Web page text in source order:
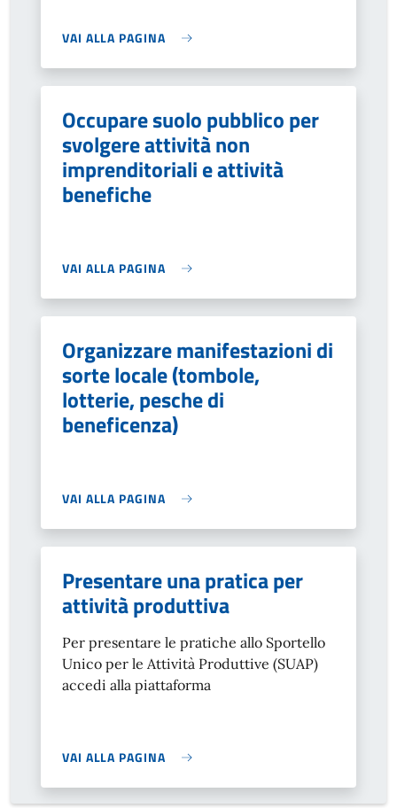
VAI ALLA PAGINA
Occupare suolo pubblico per
svolgere attività non
imprenditoriali e attività
benefiche
VAI ALLA PAGINA
Organizzare manifestazioni di
sorte locale (tombole,
lotterie, pesche di
beneficenza)
VAI ALLA PAGINA
Presentare una pratica per
attività produttiva
Per presentare le pratiche allo Sportello
Unico per le Attività Produttive (SUAP)
accedi alla piattaforma
VAI ALLA PAGINA